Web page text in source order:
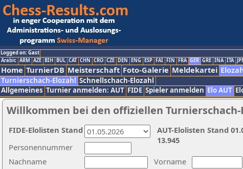
Logged on: Gast
Arabic ARM AZE BIH BUL CAT CHN CRO CZE DEN ENG ESP FAI FIN FRA GER GRE INA ITA
Home TurnierDB Meisterschaft Foto-Galerie Meldekartei
Turnierschach-Elozahl Schnellschach-Elozahl
Allgemeines Turnier anmelden: AUT FIDE Spieler anmelden Elo AUT
Willkommen bei den offiziellen Turnierschach-
Nachname
Vorname
Personennummer
AUT-Elolisten Stand
13.945
FIDE-Elolisten Stand